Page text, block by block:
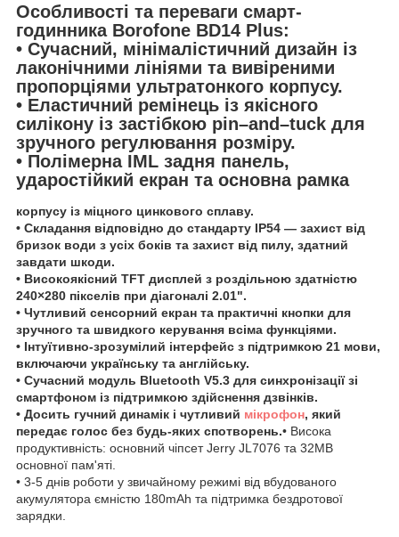
Особливості та переваги смарт-
годинника Borofone BD14 Plus:
• Сучасний, мінімалістичний дизайн із
лаконічними лініями та вивіреними
пропорціями ультратонкого корпусу.
• Еластичний ремінець із якісного
силікону із застібкою pin–and–tuck для
зручного регулювання розміру.
• Полімерна IML задня панель,
ударостійкий екран та основна рамка
корпусу із міцного цинкового сплаву.
• Складання відповідно до стандарту IP54 — захист від
бризок води з усіх боків та захист від пилу, здатний
завдати шкоди.
• Високоякісний TFT дисплей з роздільною здатністю
240×280 пікселів при діагоналі 2.01".
• Чутливий сенсорний екран та практичні кнопки для
зручного та швидкого керування всіма функціями.
• Інтуїтивно-зрозумілий інтерфейс з підтримкою 21 мови,
включаючи українську та англійську.
• Сучасний модуль Bluetooth V5.3 для синхронізації зі
смартфоном із підтримкою здійснення дзвінків.
• Досить гучний динамік і чутливий мікрофон, який
передає голос без будь-яких спотворень.• Висока
продуктивність: основний чіпсет Jerry JL7076 та 32MB
основної пам'яті.
• 3-5 днів роботи у звичайному режимі від вбудованого
акумулятора ємністю 180mAh та підтримка бездротової
зарядки.